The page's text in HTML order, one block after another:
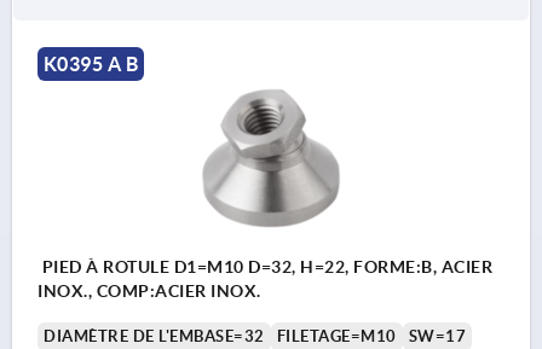
K0395 A B
PIED À ROTULE D1=M10 D=32, H=22, FORME:B, ACIER
INOX., COMP:ACIER INOX.
DIAMÈTRE DE L'EMBASE=32 FILETAGE=M10
SW=17